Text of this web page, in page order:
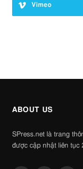
Vimeo
ABOUT US
SPress.net là trang
được cập nhật liên tục